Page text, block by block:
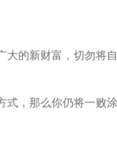
大的新财富，切勿将自
式，那么你仍将一败涂